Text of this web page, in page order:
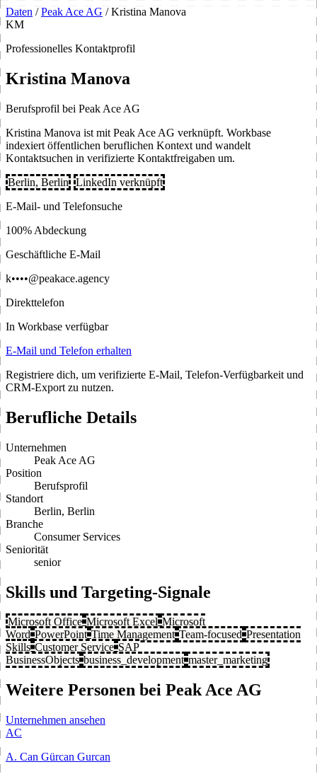
Daten / Peak Ace AG / Kristina Manova
KM
Professionelles Kontaktprofil
Kristina Manova
Berufsprofil bei Peak Ace AG
Kristina Manova ist mit Peak Ace AG verknüpft. Workbase
indexiert öffentlichen beruflichen Kontext und wandelt
Kontaktsuchen in verifizierte Kontaktfreigaben um.
Berlin, Berlin
LinkedIn verknüpft
E-Mail- und Telefonsuche
100% Abdeckung
Geschäftliche E-Mail
k••••@peakace.agency
Direkttelefon
In Workbase verfügbar
E-Mail und Telefon erhalten
Registriere dich, um verifizierte E-Mail, Telefon-Verfügbarkeit und
CRM-Export zu nutzen.
Berufliche Details
Unternehmen
Peak Ace AG
Position
Berufsprofil
Standort
Berlin, Berlin
Branche
Consumer Services
Seniorität
senior
Skills und Targeting-Signale
Microsoft Office Microsoft Excel Microsoft
Word PowerPoint Time Management Team-focused Presentation
Skills Customer Service SAP
BusinessObjects business_development master_marketing
Weitere Personen bei Peak Ace AG
Unternehmen ansehen
AC
A. Can Gürcan Gurcan